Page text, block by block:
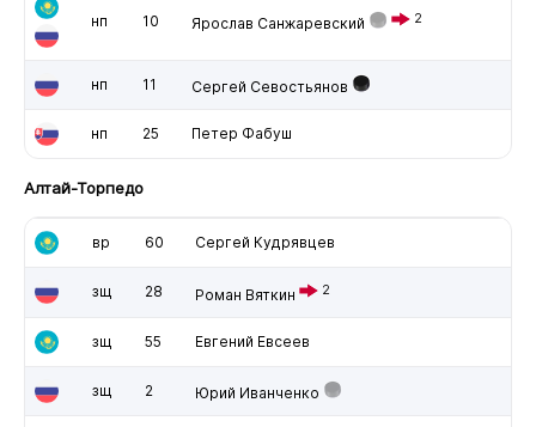
нп 10 Ярослав Санжаревский 2
нп 11 Сергей Севостьянов
нп 25 Петер Фабуш
Алтай-Торпедо
вр 60 Сергей Кудрявцев
зщ 28 Роман Вяткин 2
зщ 55 Евгений Евсеев
зщ 2 Юрий Иванченко